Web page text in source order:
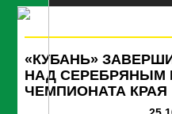
«КУБАНЬ»
НАД СЕРЕБРЯНЫМ
ЧЕМПИОНАТА КРАЯ